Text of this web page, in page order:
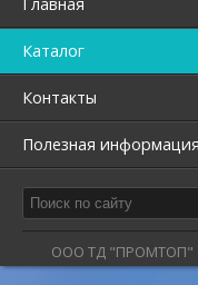
Каталог
Контакты
Полезная информация
ООО ТД "ПРОМТОП"